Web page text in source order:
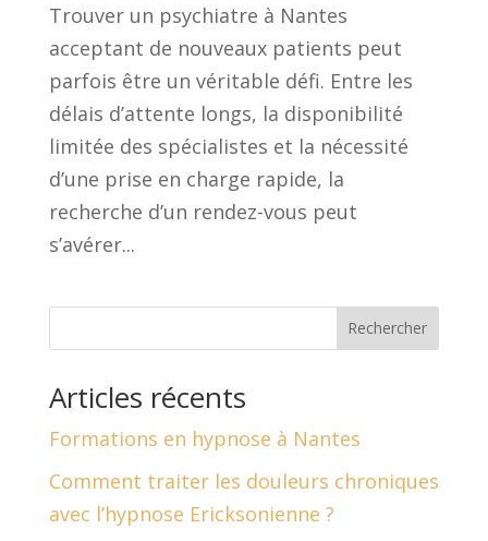
Trouver un psychiatre à Nantes
acceptant de nouveaux patients peut
parfois être un véritable défi. Entre les
délais d’attente longs, la disponibilité
limitée des spécialistes et la nécessité
d’une prise en charge rapide, la
recherche d’un rendez-vous peut
s’avérer...
Rechercher
Articles récents
Formations en hypnose à Nantes
Comment traiter les douleurs chroniques
avec l’hypnose Ericksonienne ?